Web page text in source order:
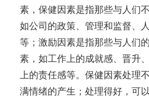
素，保健因素是指那些与人们
如公司的政策、管理和监督、
等；激励因素是指那些与人们
素，如工作上的成就感、晋升
上的责任感等。保健因素处理
满情绪的产生；处理得好，可